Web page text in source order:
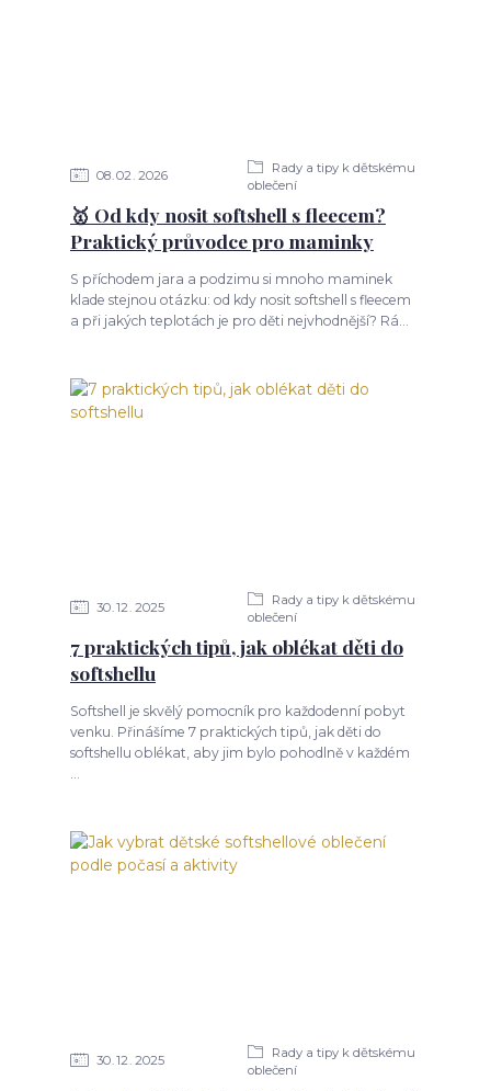
08 02 2026
Rady a tipy k dětskému
oblečení
🥇 Od kdy nosit softshell s fleecem?
Praktický průvodce pro maminky
S příchodem jara a podzimu si mnoho maminek
klade stejnou otázku: od kdy nosit softshell s fleecem
a při jakých teplotách je pro děti nejvhodnější? Rá...
30 12 2025
Rady a tipy k dětskému
oblečení
7 praktických tipů, jak oblékat děti do
softshellu
Softshell je skvělý pomocník pro každodenní pobyt
venku. Přinášíme 7 praktických tipů, jak děti do
softshellu oblékat, aby jim bylo pohodlně v každém
...
30 12 2025
Rady a tipy k dětskému
oblečení